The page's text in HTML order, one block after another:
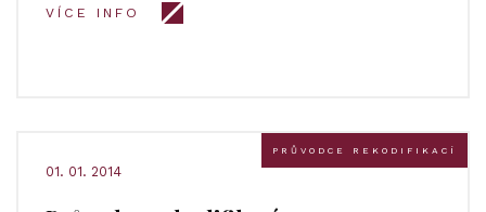
VÍCE INFO
PRŮVODCE REKODIFIKACÍ
01. 01. 2014